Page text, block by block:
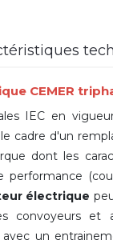
CEMER
IEC en
cadre d'un
dont les
performance
électrique
convoyeurs et
un